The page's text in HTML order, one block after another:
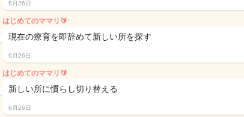
6月26日
はじめてのママリ🔰
現在の療育を即辞めて新しい所を探す
6月26日
はじめてのママリ🔰
新しい所に慣らし切り替える
6月26日